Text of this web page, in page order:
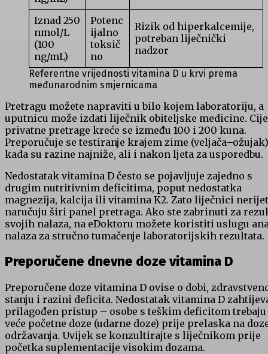
Iznad 250
nmol/L
(100
ng/mL)
Potenc
ijalno
toksič
no
Rizik od hiperkalcemije,
potreban liječnički
nadzor
Referentne vrijednosti vitamina D u krvi prema
međunarodnim smjernicama
Pretragu možete napraviti u bilo kojem laboratoriju, a
uputnicu može izdati liječnik obiteljske medicine.
privatne pretrage kreće se između 100 i 200 kuna.
Preporučuje se testiranje krajem zime (veljača–ožujak)
kada su razine najniže, ali i nakon ljeta za usporedbu.
Nedostatak vitamina D često se pojavljuje zajedno s
drugim nutritivnim deficitima, poput nedostatka
magnezija, kalcija ili vitamina K2. Zato liječnici
naručuju širi panel pretraga. Ako ste zabrinuti za
svojih nalaza, na eDoktoru možete koristiti uslugu
nalaza za stručno tumačenje laboratorijskih rezultata.
Preporučene dnevne doze vitamina D
Preporučene doze vitamina D ovise o dobi,
stanju i razini deficita. Nedostatak vitamina D
prilagođen pristup – osobe s teškim deficitom trebaju
veće početne doze (udarne doze) prije prelaska na
održavanja. Uvijek se konzultirajte s liječnikom prije
početka suplementacije visokim dozama.